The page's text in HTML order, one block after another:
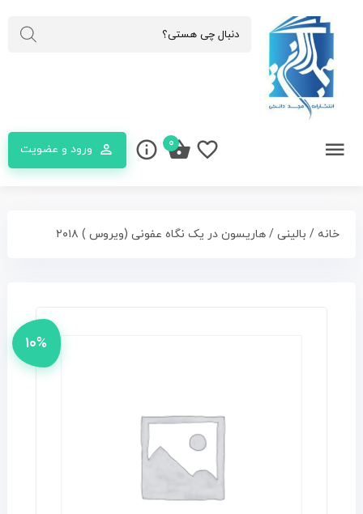
ورود و عضویت ۰
خانه / بالینی/ هاریسون در یک نگاه عفونی (ویروس ) ۲۰۱۸
۱۰%